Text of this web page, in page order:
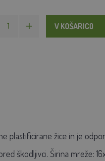
V KOŠARICO
plastificirane žice in je
škodljivci. Širina mreže: